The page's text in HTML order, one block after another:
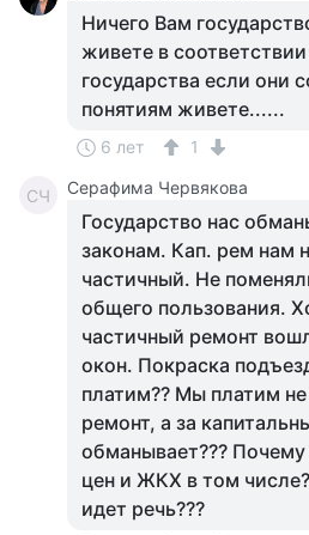
Ничего Вам
живете в
государства если они
понятиям живете......
6 лет 1
СЧ Серафима Червякова
Государство нас
законам. Кап. рем нам
частичный. Не
общего пользования.
частичный ремонт
окон. Покраска
платим?? Мы платим
ремонт, а за
обманывает???
цен и ЖКХ в том
идет речь???